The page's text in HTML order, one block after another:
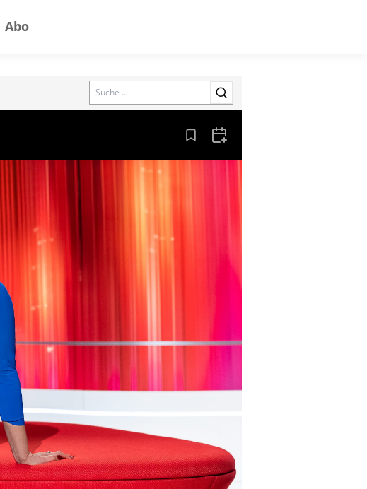
Abo
Search
Aus den Lesezeichen entfernen
Zum Kalender hinzufügen